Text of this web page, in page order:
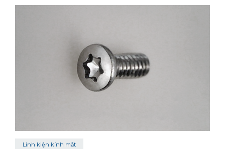
Linh kiện kính mắt